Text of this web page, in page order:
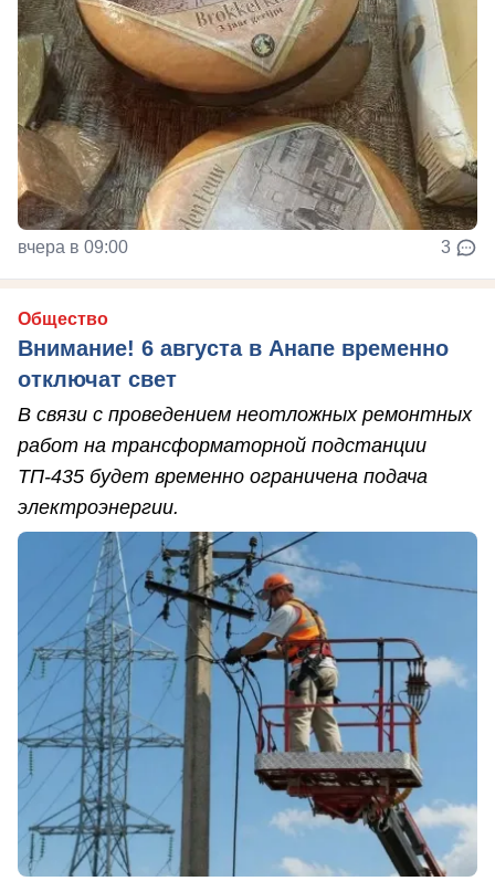
вчера в 09:00 3
Общество
Внимание! 6 августа в Анапе временно
отключат свет
В связи с проведением неотложных ремонтных
работ на трансформаторной подстанции
ТП-435 будет временно ограничена подача
электроэнергии.